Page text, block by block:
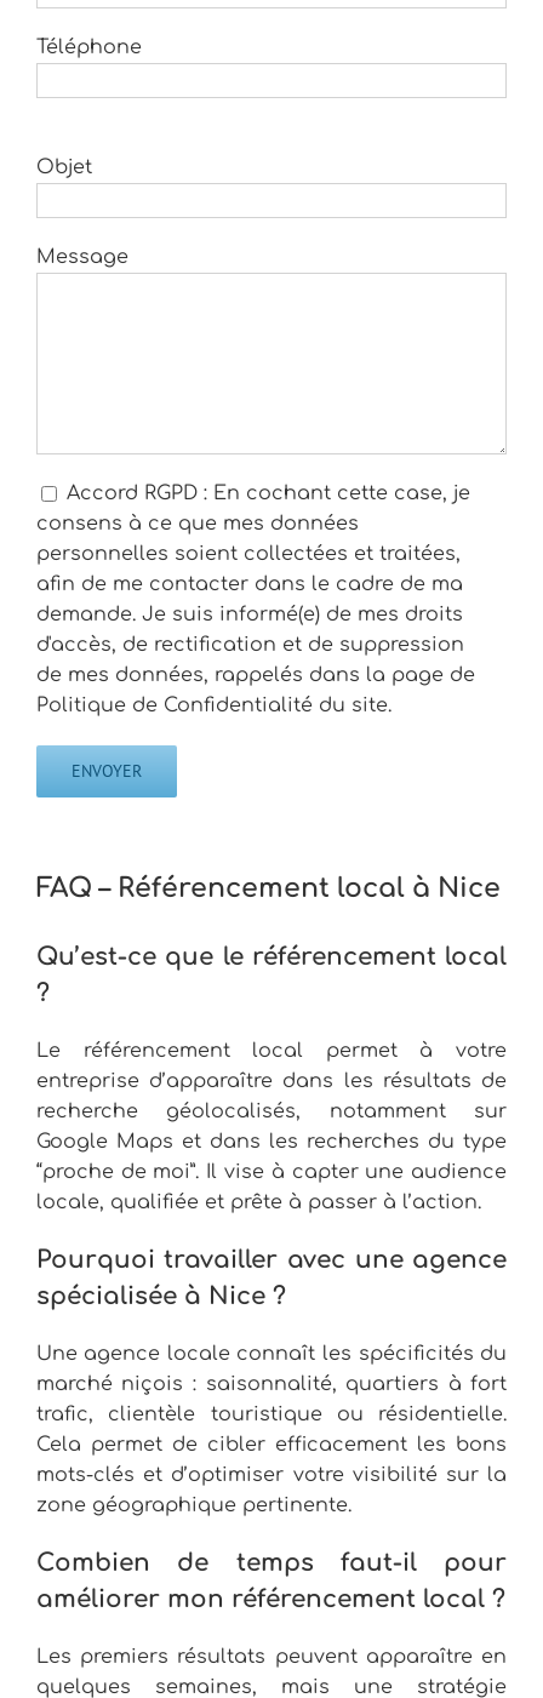
Téléphone
Objet
Message
Accord RGPD : En cochant cette case, je
consens à ce que mes données
personnelles soient collectées et traitées,
afin de me contacter dans le cadre de ma
demande. Je suis informé(e) de mes droits
d'accès, de rectification et de suppression
de mes données, rappelés dans la page de
Politique de Confidentialité du site.
FAQ – Référencement local à Nice
Qu’est-ce que le référencement local
?
Le référencement local permet à votre
entreprise d’apparaître dans les résultats de
recherche géolocalisés, notamment sur
Google Maps et dans les recherches du type
“proche de moi”. Il vise à capter une audience
locale, qualifiée et prête à passer à l’action.
Pourquoi travailler avec une agence
spécialisée à Nice ?
Une agence locale connaît les spécificités du
marché niçois : saisonnalité, quartiers à fort
trafic, clientèle touristique ou résidentielle.
Cela permet de cibler efficacement les bons
mots-clés et d’optimiser votre visibilité sur la
zone géographique pertinente.
Combien de temps faut-il pour
améliorer mon référencement local ?
Les premiers résultats peuvent apparaître en
quelques semaines, mais une stratégie